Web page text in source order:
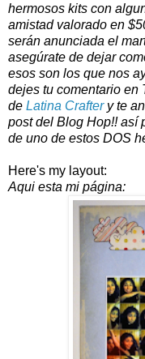
hermosos kits con
amistad valorado en
serán anunciada el
asegúrate de dejar
esos son los que nos
dejes tu comentario en
de Latina Crafter y te
post del Blog Hop!! así
de uno de estos DOS
Here's my layout:
Aqui esta mi página: